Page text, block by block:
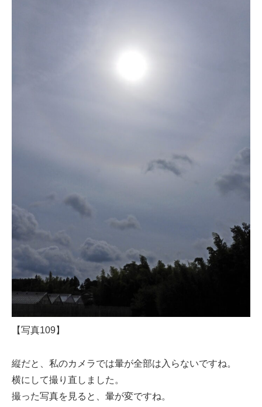
【写真109】
縦だと、私のカメラでは暈が全部は入らないですね。
横にして撮り直しました。
撮った写真を見ると、暈が変ですね。